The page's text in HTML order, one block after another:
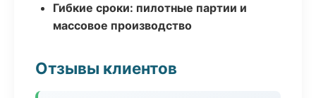
Гибкие сроки: пилотные партии и
массовое производство
Отзывы клиентов